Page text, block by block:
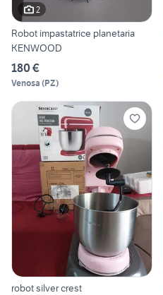
2
Robot impastatrice planetaria
KENWOOD
180 €
Venosa (PZ)
robot silver crest